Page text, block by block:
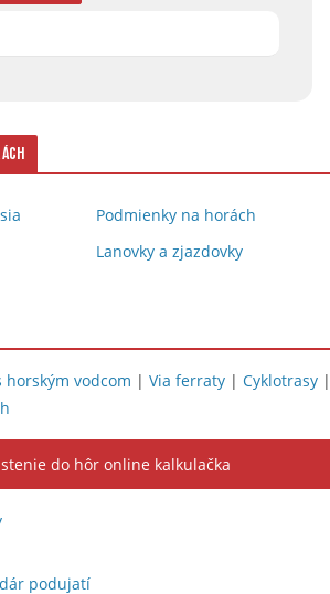
Podmienky na horách
Lanovky a zjazdovky
horským vodcom | Via ferraty | Cyklotrasy |
do hôr online kalkulačka
podujatí